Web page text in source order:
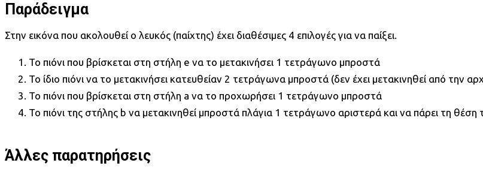
Παράδειγμα
Στην εικόνα που ακολουθεί ο λευκός (παίχτης) έχει διαθέσιμες 4 επιλογές για να παίξει.
Το πιόνι που βρίσκεται στη στήλη e να το μετακινήσει 1 τετράγωνο μπροστά
Το ίδιο πιόνι να το μετακινήσει κατευθείαν 2 τετράγωνα μπροστά (δεν έχει μετακινηθεί από την
Το πιόνι που βρίσκεται στη στήλη a να το προχωρήσει 1 τετράγωνο μπροστά
Το πιόνι της στήλης b να μετακινηθεί μπροστά πλάγια 1 τετράγωνο αριστερά και να πάρει τη
Άλλες παρατηρήσεις